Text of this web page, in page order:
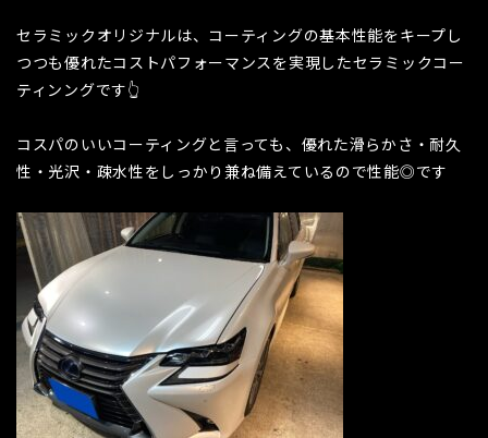
セラミックオリジナルは、コーティングの基本性能をキープし
つつも優れたコストパフォーマンスを実現したセラミックコー
ティンングです👆
コスパのいいコーティングと言っても、優れた滑らかさ・耐久
性・光沢・疎水性をしっかり兼ね備えているので性能◎です